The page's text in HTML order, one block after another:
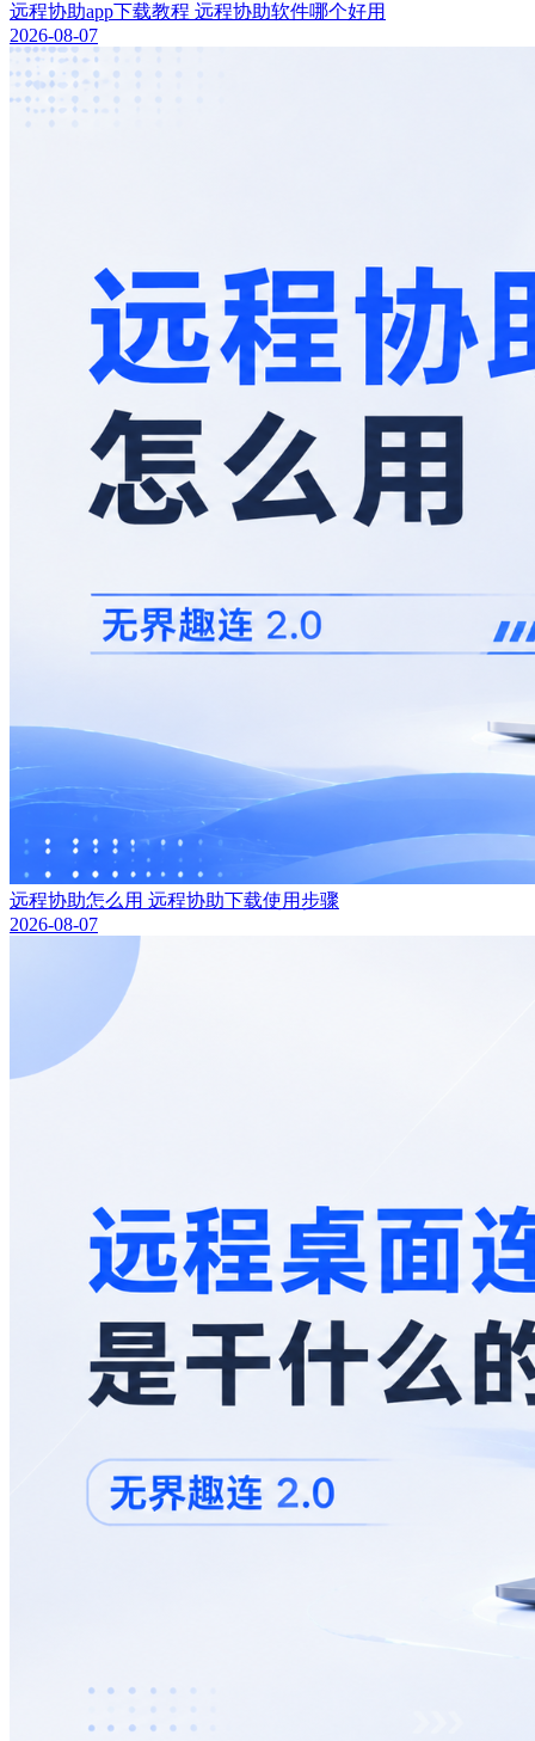
远程协助app下载教程 远程协助软件哪个好用
2026-08-07
远程协助怎么用 远程协助下载使用步骤
2026-08-07